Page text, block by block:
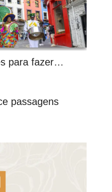
para fazer…
passagens